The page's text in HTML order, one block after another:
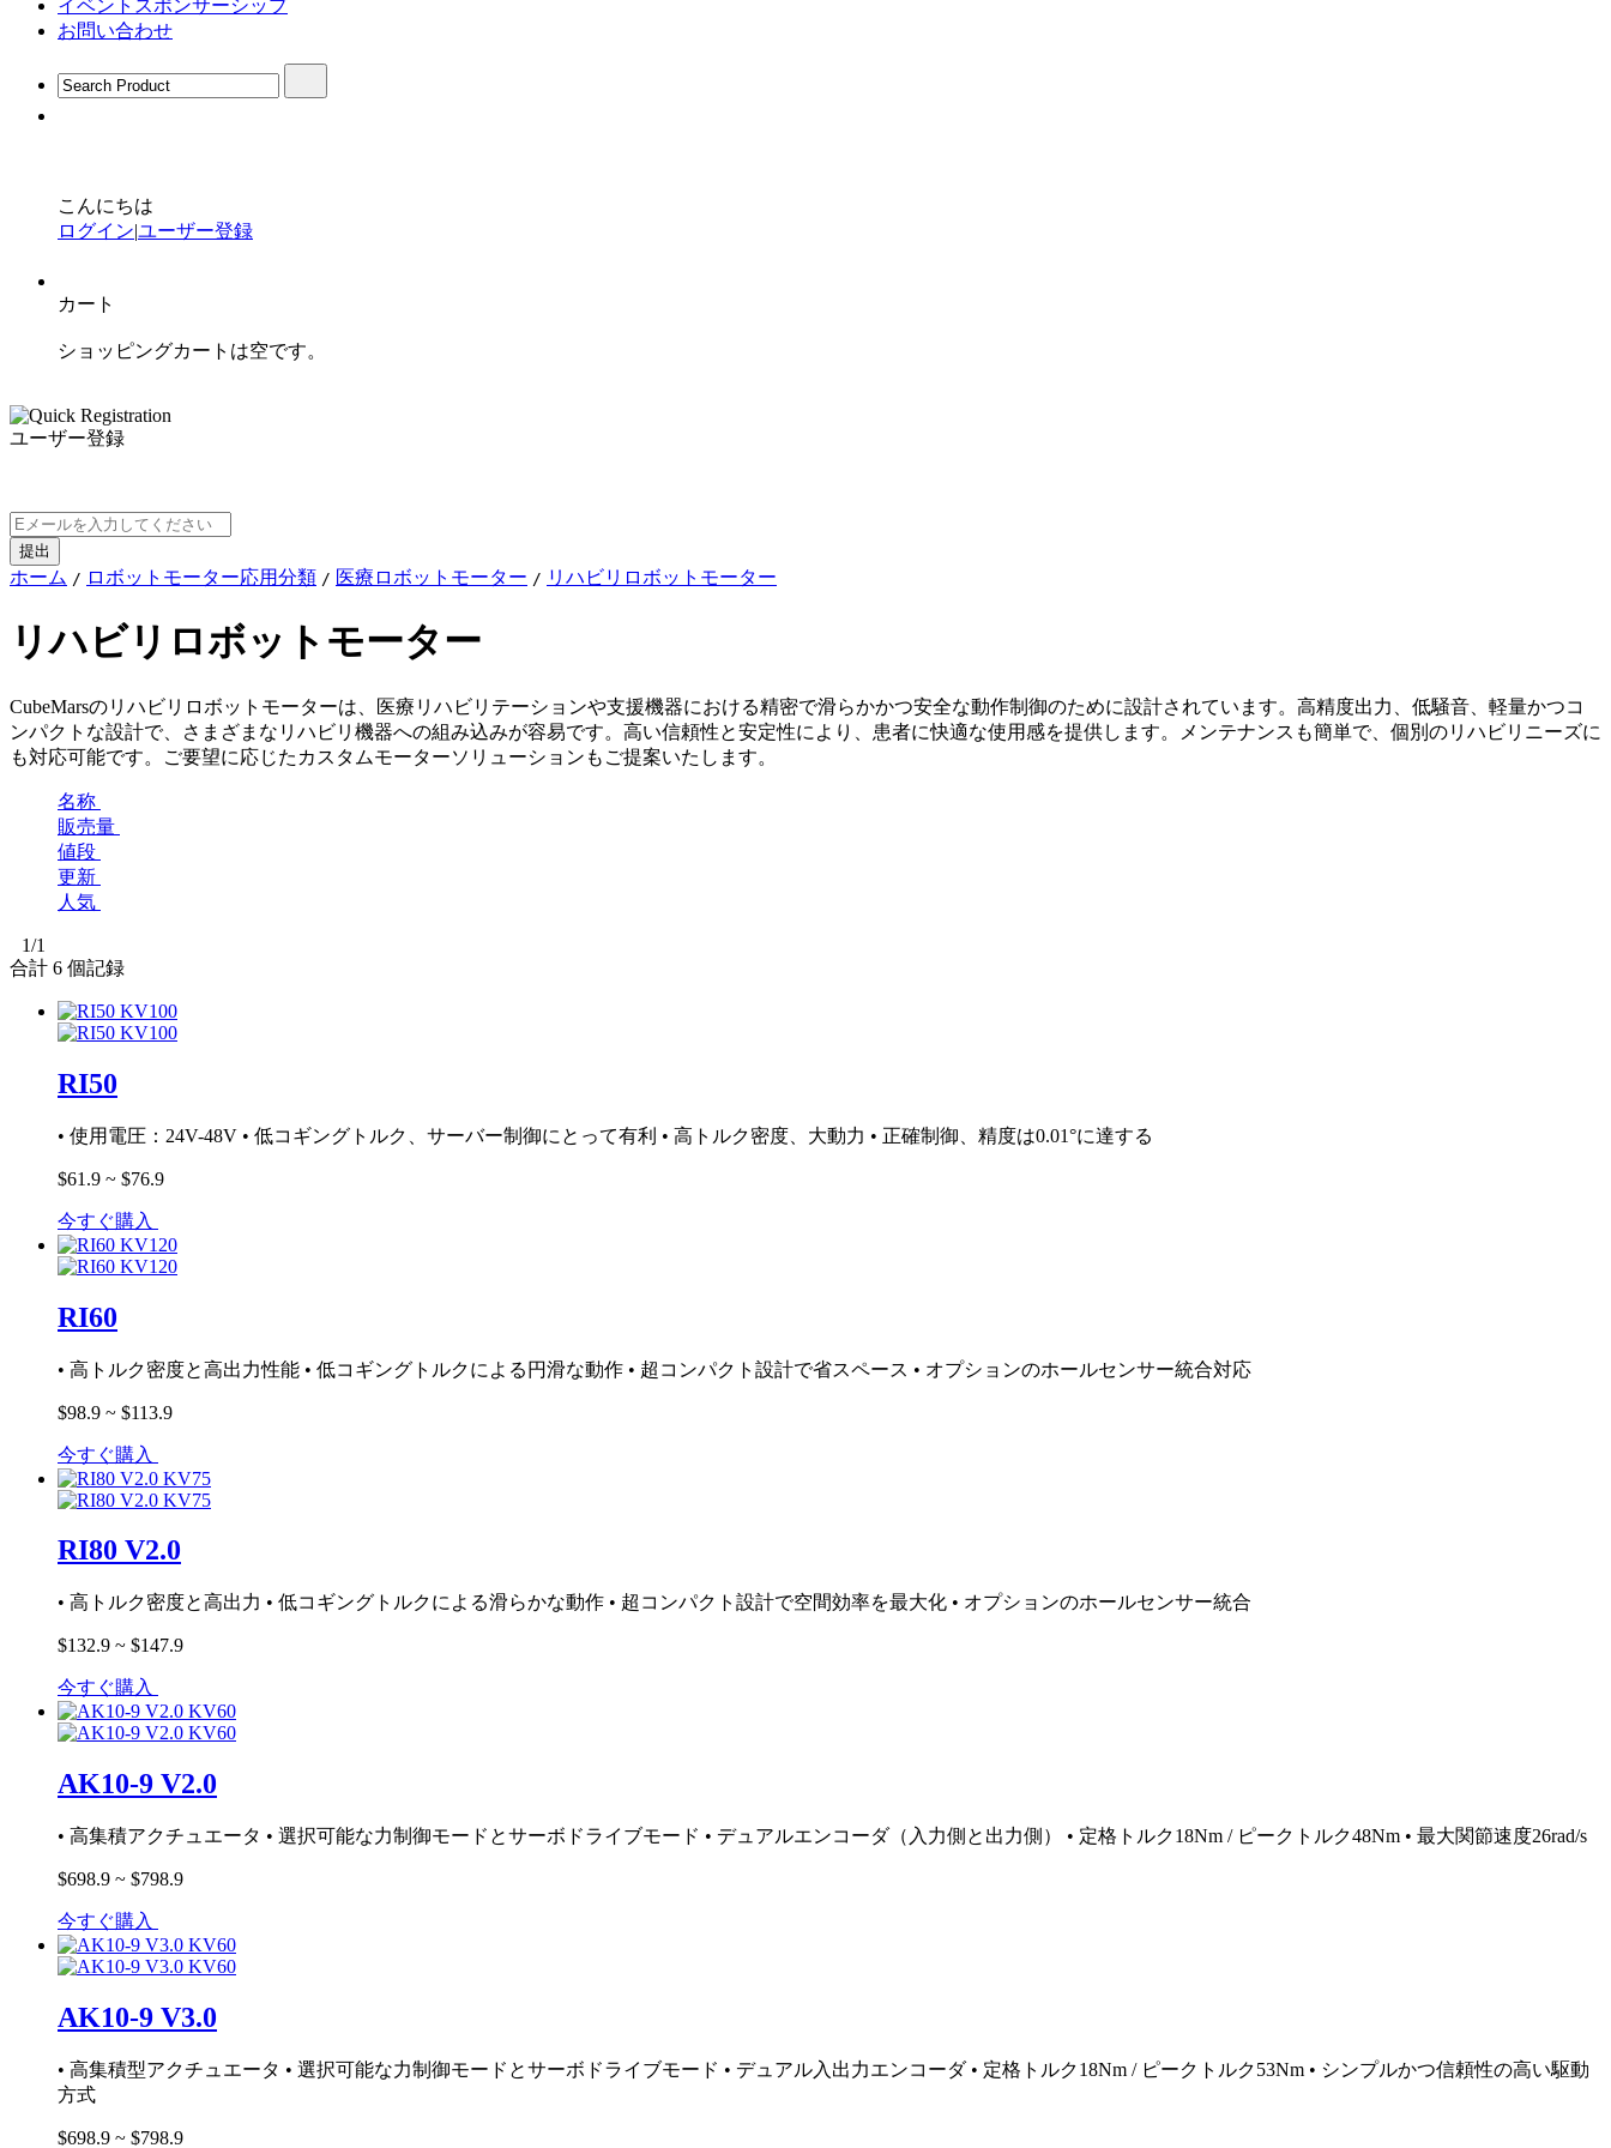
イベントスポンサーシップ
お問い合わせ
こんにちは
ログイン|ユーザー登録
カート
ショッピングカートは空です。
ユーザー登録
ホーム / ロボットモーター応用分類 / 医療ロボットモーター / リハビリロボットモーター
リハビリロボットモーター
CubeMarsのリハビリロボットモーターは、医療リハビリテーションや支援機器における精密で滑らかかつ安全な動作制御のために設計されています。高精度出力、低騒音、軽量かつコ
ンパクトな設計で、さまざまなリハビリ機器への組み込みが容易です。高い信頼性と安定性により、患者に快適な使用感を提供します。メンテナンスも簡単で、個別のリハビリニーズに
も対応可能です。ご要望に応じたカスタムモーターソリューションもご提案いたします。
名称
販売量
値段
更新
人気
1/1
合計 6 個記録
RI50
• 使用電圧：24V-48V • 低コギングトルク、サーバー制御にとって有利 • 高トルク密度、大動力 • 正確制御、精度は0.01°に達する
$61.9 ~ $76.9
今すぐ購入
RI60
• 高トルク密度と高出力性能 • 低コギングトルクによる円滑な動作 • 超コンパクト設計で省スペース • オプションのホールセンサー統合対応
$98.9 ~ $113.9
今すぐ購入
RI80 V2.0
• 高トルク密度と高出力 • 低コギングトルクによる滑らかな動作 • 超コンパクト設計で空間効率を最大化 • オプションのホールセンサー統合
$132.9 ~ $147.9
今すぐ購入
AK10-9 V2.0
• 高集積アクチュエータ • 選択可能な力制御モードとサーボドライブモード • デュアルエンコーダ（入力側と出力側） • 定格トルク18Nm / ピークトルク48Nm • 最大関節速度26rad/s
$698.9 ~ $798.9
今すぐ購入
AK10-9 V3.0
• 高集積型アクチュエータ • 選択可能な力制御モードとサーボドライブモード • デュアル入出力エンコーダ • 定格トルク18Nm / ピークトルク53Nm • シンプルかつ信頼性の高い駆動
方式
$698.9 ~ $798.9